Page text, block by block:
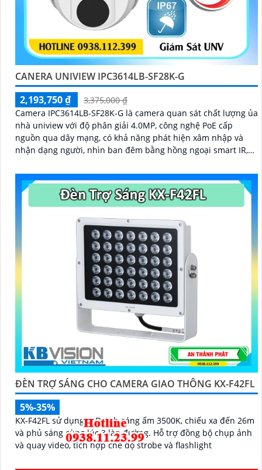
CANERA UNIVIEW IPC3614LB-SF28K-G
2,193,750 ₫
3,375,000 ₫
Camera IPC3614LB-SF28K-G là camera quan sát chất lượng ủa
nhà uniview với độ phân giải 4.0MP, công nghệ PoE cấp
nguồn qua dây mạng, có khả năng phát hiện xâm nhập và
nhận dạng người, nhìn ban đêm bằng hồng ngoại smart IR,
ĐÈN TRỢ SÁNG CHO CAMERA GIAO THÔNG KX-F42FL
5%-35%
KX-F42FL sử dụng LED ánh sáng ấm 3500K, chiếu xa đến 26m
và phủ sáng cùng lúc 3 làn đường. Hỗ trợ đồng bộ chụp ảnh
và quay video, tích hợp chế độ strobe và flashlight